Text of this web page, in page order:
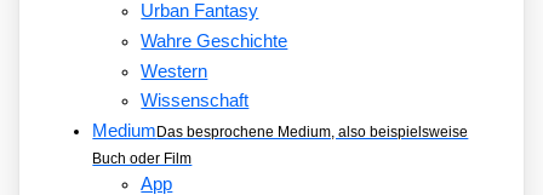
Urban Fantasy
Wahre Geschichte
Western
Wissenschaft
MediumDas besprochene Medium, also beispielsweise
Buch oder Film
App